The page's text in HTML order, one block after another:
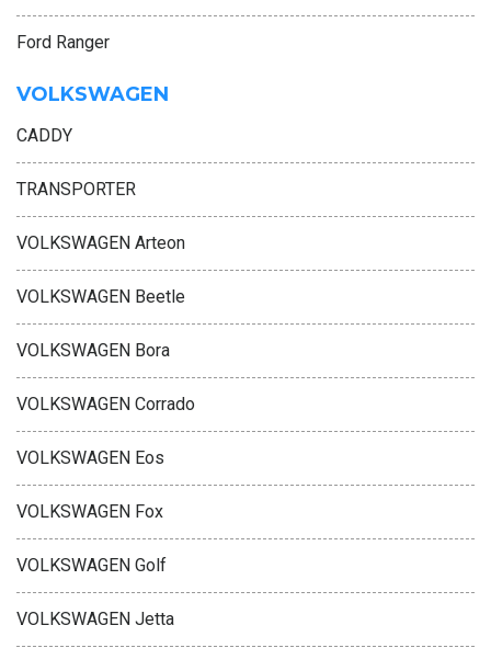
Ford Ranger
VOLKSWAGEN
CADDY
TRANSPORTER
VOLKSWAGEN Arteon
VOLKSWAGEN Beetle
VOLKSWAGEN Bora
VOLKSWAGEN Corrado
VOLKSWAGEN Eos
VOLKSWAGEN Fox
VOLKSWAGEN Golf
VOLKSWAGEN Jetta